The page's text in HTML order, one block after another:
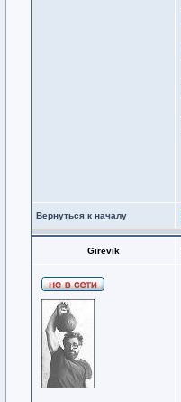
Вернуться к началу
Girevik